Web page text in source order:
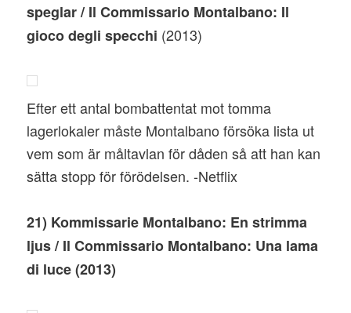
speglar / Il Commissario Montalbano: Il
gioco degli specchi (2013)
Efter ett antal bombattentat mot tomma
lagerlokaler måste Montalbano försöka lista ut
vem som är måltavlan för dåden så att han kan
sätta stopp för förödelsen. -Netflix
21) Kommissarie Montalbano: En strimma
ljus / Il Commissario Montalbano: Una lama
di luce (2013)